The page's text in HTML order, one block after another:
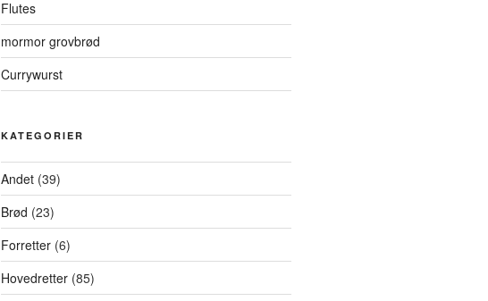
Flutes
mormor grovbrød
Currywurst
KATEGORIER
Andet(39)
Brød (23)
Forretter(6)
Hovedretter(85)